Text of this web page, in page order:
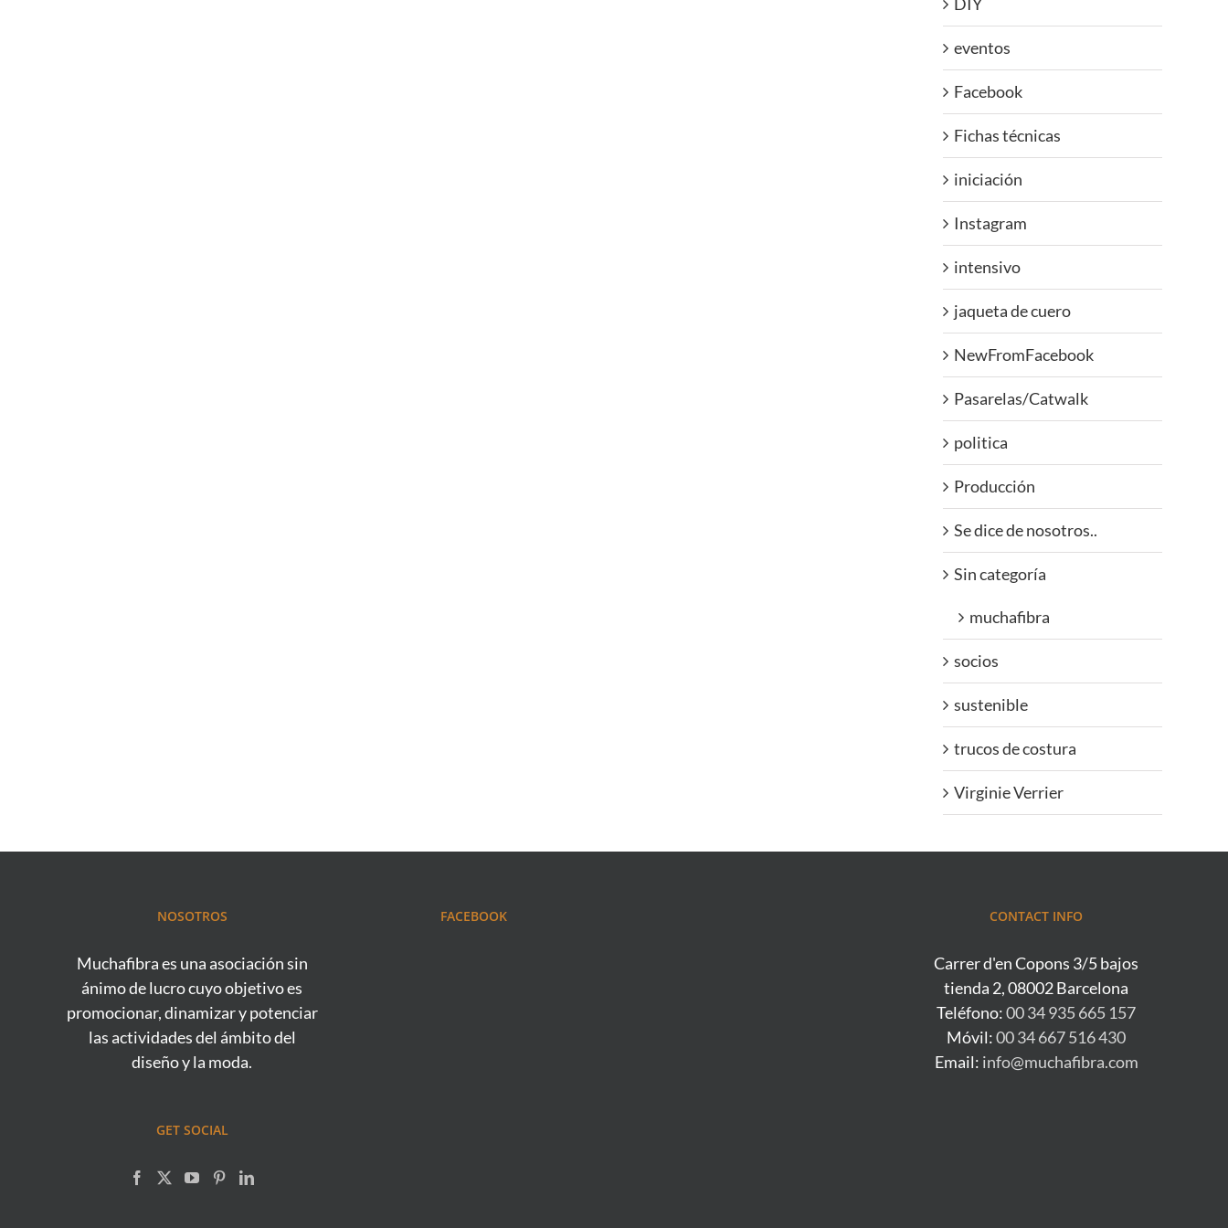
eventos
Facebook
Fichas técnicas
iniciación
Instagram
intensivo
jaqueta de cuero
NewFromFacebook
Pasarelas/Catwalk
politica
Producción
Se dice de nosotros..
Sin categoría
muchafibra
socios
sustenible
trucos de costura
Virginie Verrier
NOSOTROS
Muchafibra es una asociación sin
ánimo de lucro cuyo objetivo es
promocionar, dinamizar y potenciar
las actividades del ámbito del
diseño y la moda.
GET SOCIAL
FACEBOOK CONTACT INFO
Carrer d'en Copons 3/5 bajos
tienda 2, 08002 Barcelona
Teléfono:00 34 935 665 157
Móvil:00 34 667 516 430
Email: info@muchafibra.com